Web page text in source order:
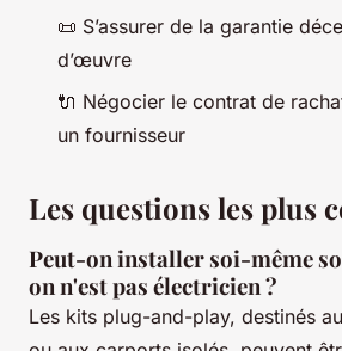
📜 S’assurer de la garantie
d’œuvre
🔌 Négocier le contrat de
un fournisseur
Les questions les plus
Peut-on installer soi-même
on n'est pas électricien ?
Les kits plug-and-play, destinés